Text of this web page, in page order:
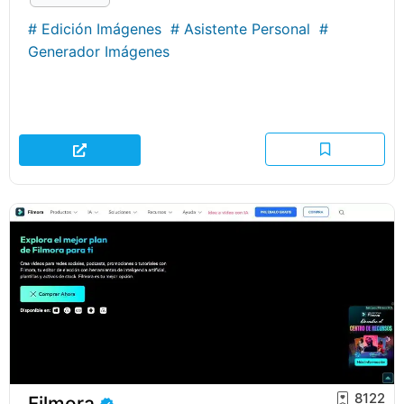
# Edición Imágenes # Asistente Personal #
Generador Imágenes
8122